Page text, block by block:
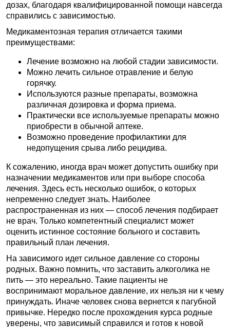
дозах, благодаря квалифицированной помощи навсегда
справились с зависимостью.
Медикаментозная терапия отличается такими
преимуществами:
Лечение возможно на любой стадии зависимости.
Можно лечить сильное отравление и белую
горячку.
Используются разные препараты, возможна
различная дозировка и форма приема.
Практически все используемые препараты можно
приобрести в обычной аптеке.
Возможно проведение профилактики для
недопущения срыва либо рецидива.
К сожалению, иногда врач может допустить ошибку при
назначении медикаментов или при выборе способа
лечения. Здесь есть несколько ошибок, о которых
непременно следует знать. Наиболее
распространенная из них — способ лечения подбирает
не врач. Только компетентный специалист может
оценить истинное состояние больного и составить
правильный план лечения.
На зависимого идет сильное давление со стороны
родных. Важно помнить, что заставить алкоголика не
пить — это нереально. Такие пациенты не
воспринимают моральное давление, их нельзя ни к чему
принуждать. Иначе человек снова вернется к пагубной
привычке. Нередко после прохождения курса родные
уверены, что зависимый справился и готов к новой